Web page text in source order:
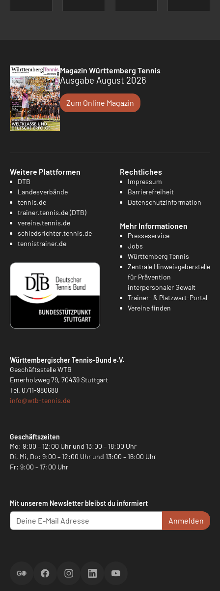
Magazin Württemberg Tennis
Ausgabe August 2026
Zum Online Magazin
Weitere Plattformen
DTB
Landesverbände
tennis.de
trainer.tennis.de (DTB)
vereine.tennis.de
schiedsrichter.tennis.de
tennistrainer.de
Rechtliches
Impressum
Barrierefreiheit
Datenschutzinformation
Mehr Informationen
Presseservice
Jobs
Württemberg Tennis
Zentrale Hinweisgeberstelle
für Prävention
interpersonaler Gewalt
Trainer- & Platzwart-Portal
Vereine finden
Württembergischer Tennis-Bund e.V.
Geschäftsstelle WTB
Emerholzweg 79, 70439 Stuttgart
Tel. 0711-980680
info@wtb-tennis.de
Geschäftszeiten
Mo: 9:00 – 12:00 Uhr und 13:00 – 18:00 Uhr
Di, Mi, Do: 9:00 – 12:00 Uhr und 13:00 – 16:00 Uhr
Fr: 9:00 – 17:00 Uhr
Mit unserem Newsletter bleibst du informiert
Anmelden
ScoreGOFacebookInstagramLinkedInYouTube